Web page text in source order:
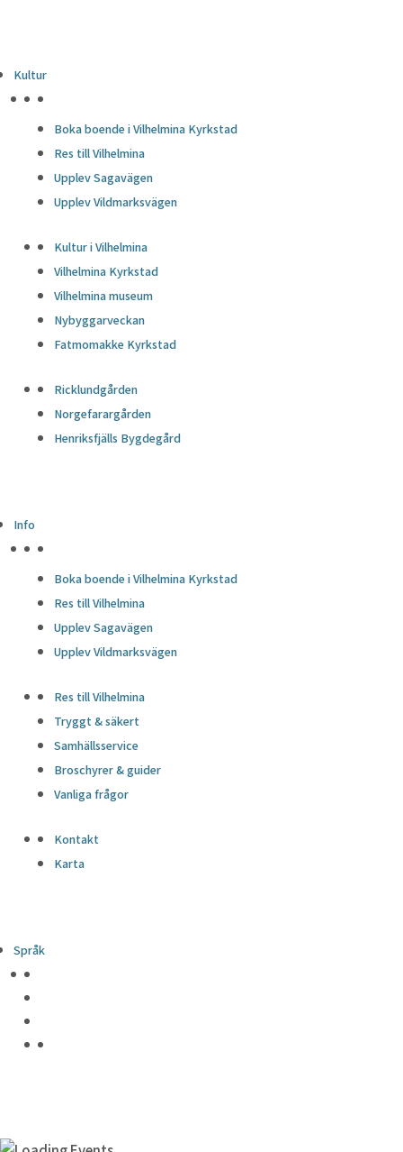
Kultur
Boka boende i Vilhelmina Kyrkstad
Res till Vilhelmina
Upplev Sagavägen
Upplev Vildmarksvägen
Kultur i Vilhelmina
Vilhelmina Kyrkstad
Vilhelmina museum
Nybyggarveckan
Fatmomakke Kyrkstad
Ricklundgården
Norgefarargården
Henriksfjälls Bygdegård
Info
Boka boende i Vilhelmina Kyrkstad
Res till Vilhelmina
Upplev Sagavägen
Upplev Vildmarksvägen
Res till Vilhelmina
Tryggt & säkert
Samhällsservice
Broschyrer & guider
Vanliga frågor
Kontakt
Karta
Språk